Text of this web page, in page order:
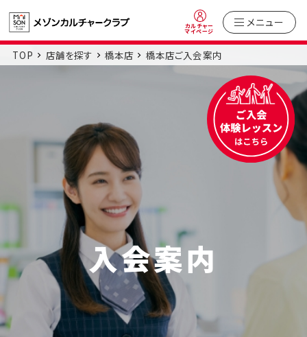
カルチャー
マイページ
メニュー
入会案内
TOP 店舗を探す 橋本店 橋本店ご入会案内